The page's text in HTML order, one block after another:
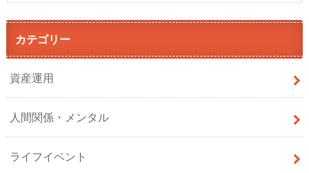
カテゴリー
資産運用
人間関係・メンタル
ライフイベント